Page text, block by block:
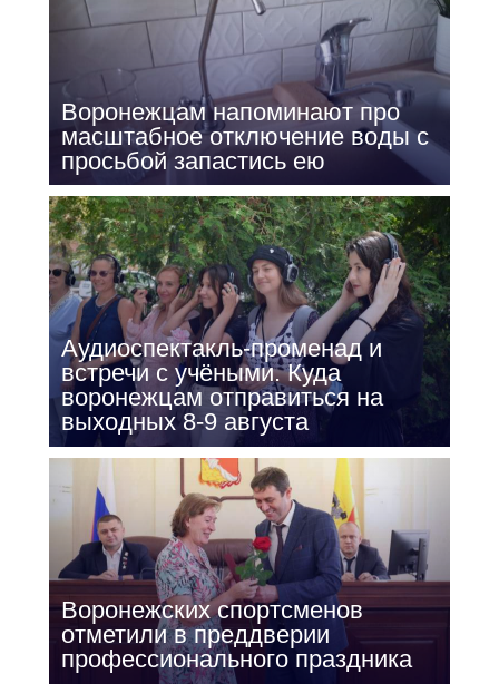
Воронежцам напоминают про
масштабное отключение воды с
просьбой запастись ею
Аудиоспектакль-променад и
встречи с учёными. Куда
воронежцам отправиться на
выходных 8-9 августа
Воронежских спортсменов
отметили в преддверии
профессионального праздника